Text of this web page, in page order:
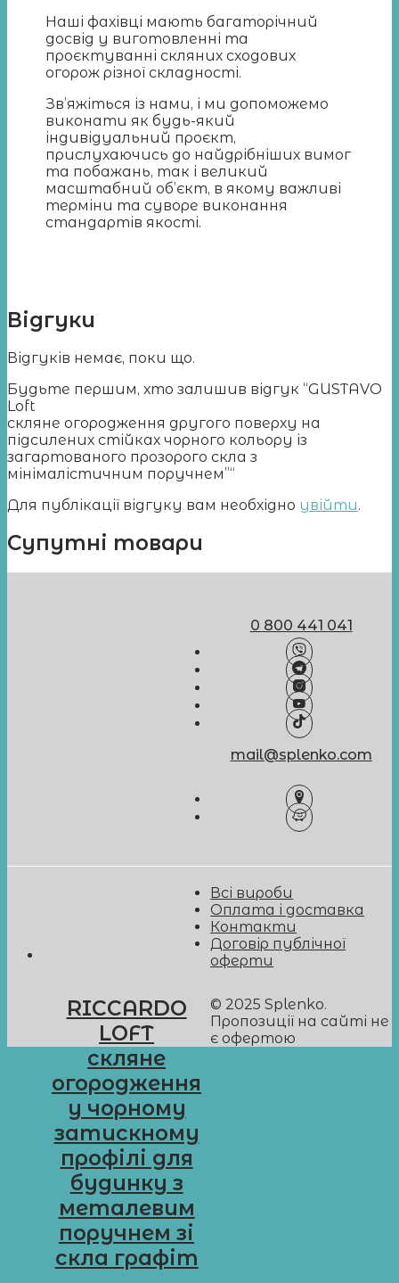
Наші фахівці мають багаторічний
досвід у виготовленні та
проєктуванні скляних сходових
огорож різної складності.
Зв’яжіться із нами, і ми допоможемо
виконати як будь-який
індивідуальний проєкт,
прислухаючись до найдрібніших вимог
та побажань, так і великий
масштабний об’єкт, в якому важливі
терміни та суворе виконання
стандартів якості.
Відгуки
Відгуків немає, поки що.
Будьте першим, хто залишив відгук “GUSTAVO
Loft
скляне огородження другого поверху на
підсилених стійках чорного кольору із
загартованого прозорого скла з
мінімалістичним поручнем”“
Для публікації відгуку вам необхідно увійти.
Супутні товари
RICCARDO
LOFT
скляне
огородження
у чорному
затискному
профілі для
будинку з
металевим
поручнем зі
скла графіт
0 800 441 041
mail@splenko.com
Всі вироби
Оплата і доставка
Контакти
Договір публічної
оферти
© 2025 Splenko.
Пропозиції на сайті не
є офертою